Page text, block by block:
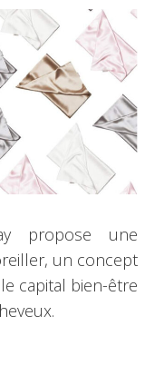
propose une
un concept
capital bien-être